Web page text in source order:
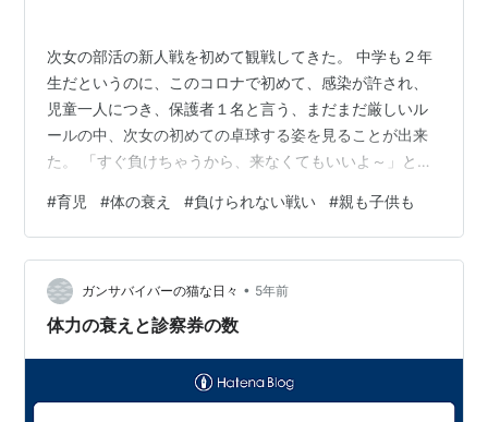
次女の部活の新人戦を初めて観戦してきた。 中学も２年
生だというのに、このコロナで初めて、感染が許され、
児童一人につき、保護者１名と言う、まだまだ厳しいル
ールの中、次女の初めての卓球する姿を見ることが出来
た。 「すぐ負けちゃうから、来なくてもいいよ～」と言
ら、「負けようが勝とうが、お母さんには関係ないの。
その姿を見たいだけ」と押し切った。 卓球、初めての観
戦で、何から何まで新鮮だった。 何十台と卓球台が並べ
られていて、我が子の姿を探す事がまず困難だった。 ユ
ニフォームを着ているので、わかりそうなものだが、似
#育児 #体の衰え #負けられない戦い #親も子供も
ガンサバイバーの猫な日々 • 5年前
体力の衰えと診察券の数